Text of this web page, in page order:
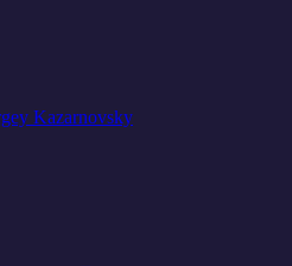
Kazarnovsky